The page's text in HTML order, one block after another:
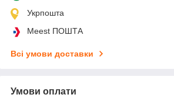
Укрпошта
Meest ПОШТА
Всі умови доставки
Умови оплати